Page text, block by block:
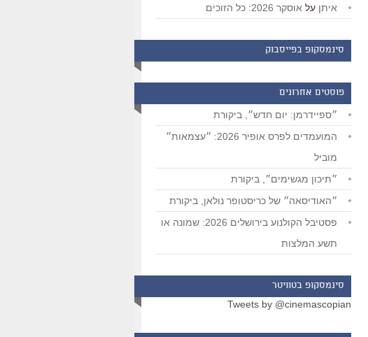
איתן על אוסקר 2026: כל הזוכים
סינמסקופ בפייסבוק
פוסטים אחרונים
״ספיידרמן: יום חדש״, ביקורת
המועמדים לפרס אופיר 2026: ״עצמאות״
מוביל
״תיכון מגשימים״, ביקורת
״האודיסאה״ של כריסטופר נולאן, ביקורת
פסטיבל הקולנוע בירושלים 2026: שמונה או
תשע המלצות
סינמסקופ בטוויטר
Tweets by @cinemascopian